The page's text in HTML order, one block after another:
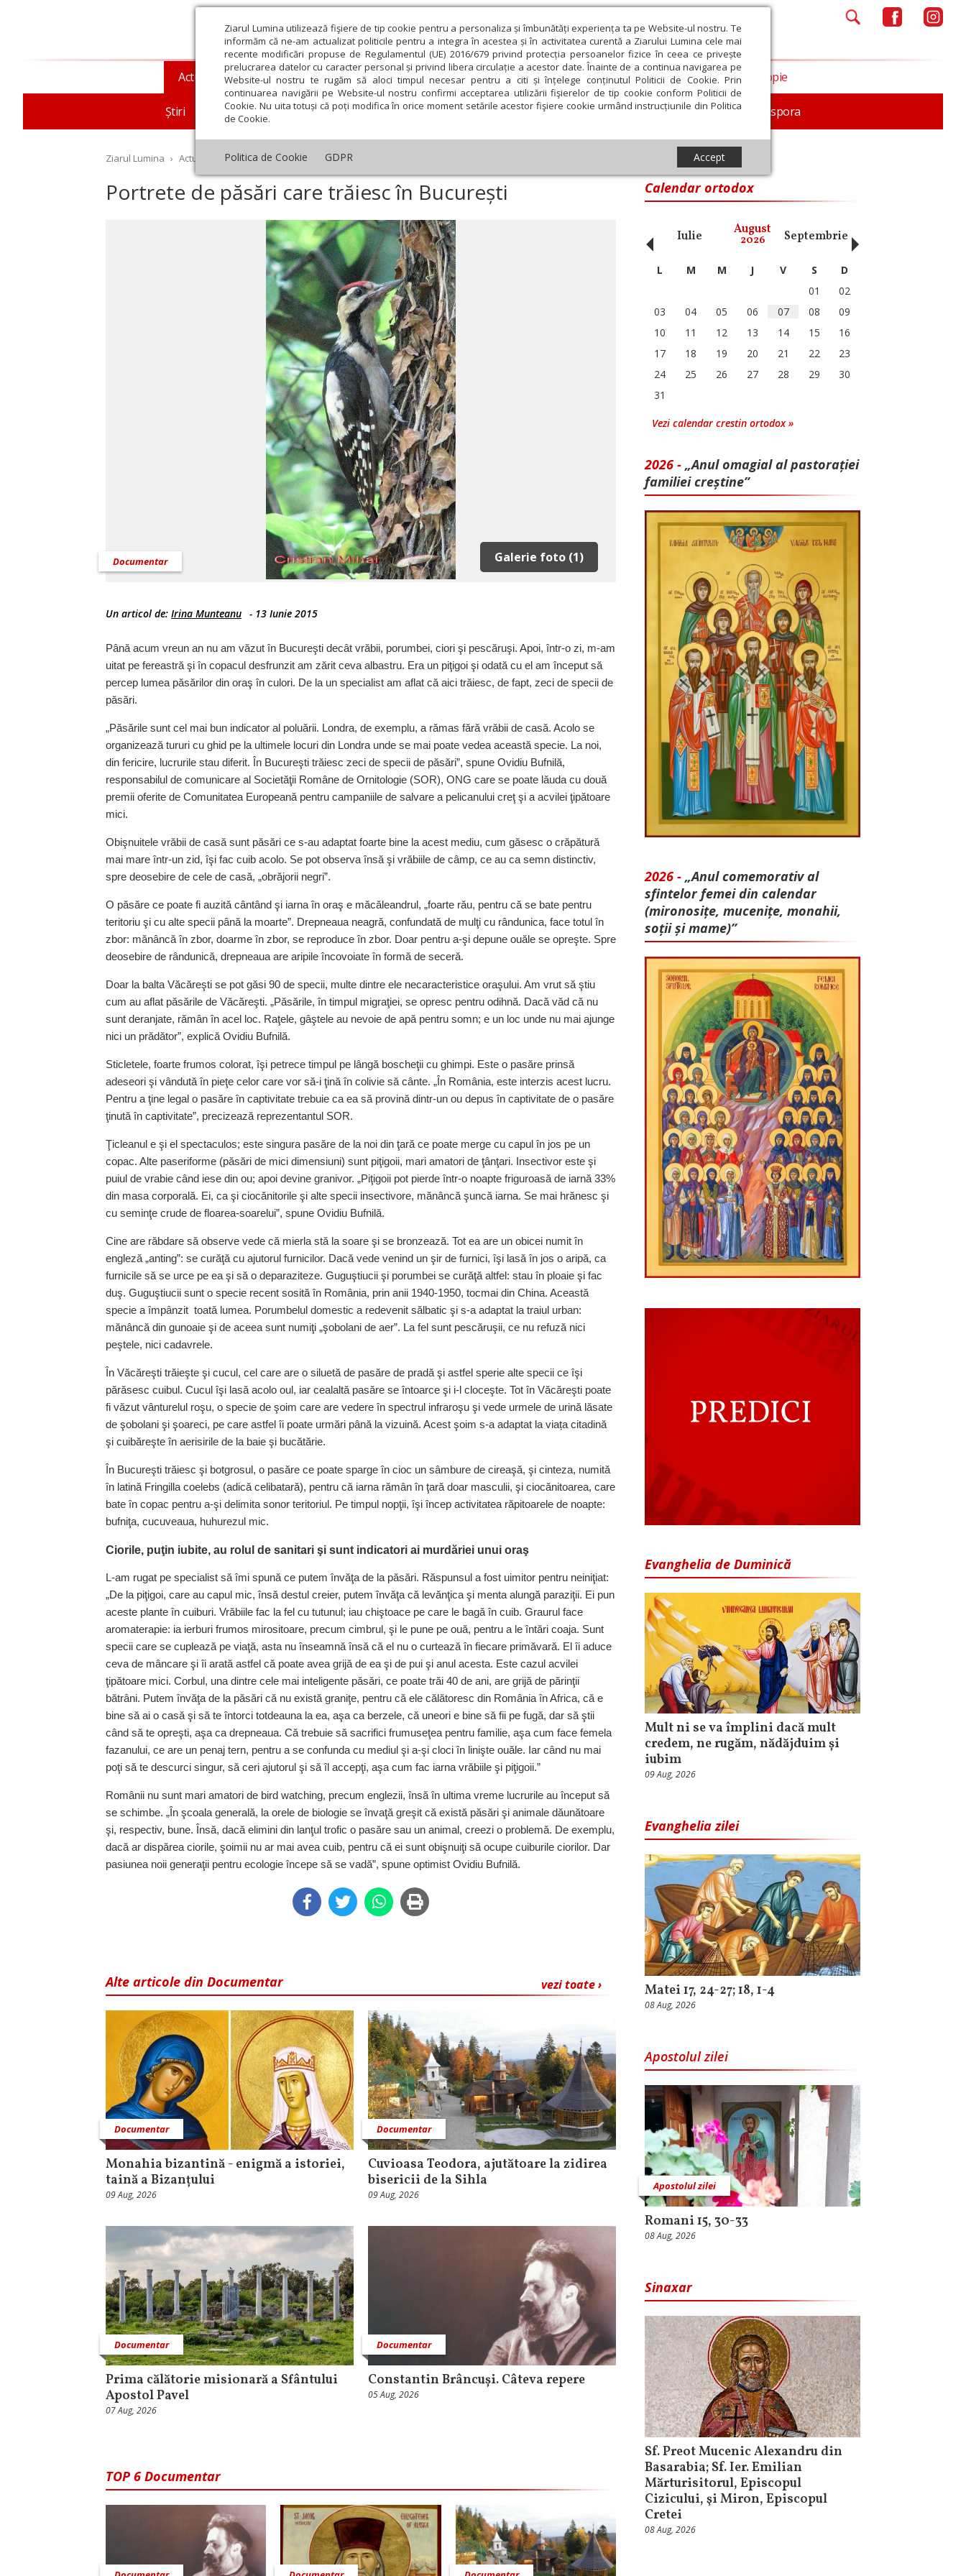
Ziarul Lumina utilizează fişiere de tip cookie pentru a personaliza și îmbunătăți experiența ta pe Website-ul nostru. Te
informăm că ne-am actualizat politicile pentru a integra în acestea și în activitatea curentă a Ziarului Lumina cele mai
recente modificări propuse de Regulamentul (UE) 2016/679 privind protecția persoanelor fizice în ceea ce privește
prelucrarea datelor cu caracter personal și privind libera circulație a acestor date. Înainte de a continua navigarea pe
Website-ul nostru te rugăm să aloci timpul necesar pentru a citi și înțelege conținutul Politicii de Cookie. Prin
continuarea navigării pe Website-ul nostru confirmi acceptarea utilizării fişierelor de tip cookie conform Politicii de
Cookie. Nu uita totuși că poți modifica în orice moment setările acestor fişiere cookie urmând instrucțiunile din Politica
de Cookie.
Politica de Cookie GDPR Accept
Actualitate religioasă
Știri Mesaje și cuvântări An omagial Comunicate de presă Documentar In memoriam Diaspora
Teologie și spiritualitate Educaţie și Cultură Societate Opinii Filantropie
Ziarul Lumina › Actualitate religioasă › Documentar › Portrete de păsări care trăiesc în București
Portrete de păsări care trăiesc în București
Galerie foto (1)
Documentar
Un articol de: Irina Munteanu - 13 Iunie 2015
Până acum vreun an nu am văzut în Bucureşti decât vrăbii, porumbei, ciori şi pescăruşi. Apoi, într-o zi, m-am
uitat pe fereastră şi în copacul desfrunzit am zărit ceva albastru. Era un piţigoi şi odată cu el am început să
percep lumea păsărilor din oraş în culori. De la un specialist am aflat că aici trăiesc, de fapt, zeci de specii de
păsări.
„Păsările sunt cel mai bun indicator al poluării. Londra, de exemplu, a rămas fără vrăbii de casă. Acolo se
organizează tururi cu ghid pe la ultimele locuri din Londra unde se mai poate vedea această specie. La noi,
din fericire, lucrurile stau diferit. În Bucureşti trăiesc zeci de specii de păsări”, spune Ovidiu Bufnilă,
responsabilul de comunicare al Societăţii Române de Ornitologie (SOR), ONG care se poate lăuda cu două
premii oferite de Comunitatea Europeană pentru campaniile de salvare a pelicanului creţ şi a acvilei ţipătoare
mici.
Obişnuitele vrăbii de casă sunt păsări ce s-au adaptat foarte bine la acest mediu, cum găsesc o crăpătură
mai mare într-un zid, îşi fac cuib acolo. Se pot observa însă şi vrăbiile de câmp, ce au ca semn distinctiv,
spre deosebire de cele de casă, „obrăjorii negri”.
O păsăre ce poate fi auzită cântând şi iarna în oraş e măcăleandrul, „foarte rău, pentru că se bate pentru
teritoriu şi cu alte specii până la moarte”. Drepneaua neagră, confundată de mulţi cu rândunica, face totul în
zbor: mănâncă în zbor, doarme în zbor, se reproduce în zbor. Doar pentru a-şi depune ouăle se opreşte. Spre
deosebire de rândunică, drepneaua are aripile încovoiate în formă de seceră.
Doar la balta Văcăreşti se pot găsi 90 de specii, multe dintre ele necaracteristice oraşului. Am vrut să ştiu
cum au aflat păsările de Văcăreşti. „Păsările, în timpul migraţiei, se opresc pentru odihnă. Dacă văd că nu
sunt deranjate, rămân în acel loc. Raţele, gâştele au nevoie de apă pentru somn; e un loc unde nu mai ajunge
nici un prădător”, explică Ovidiu Bufnilă.
Sticletele, foarte frumos colorat, îşi petrece timpul pe lângă boscheţii cu ghimpi. Este o pasăre prinsă
adeseori şi vândută în pieţe celor care vor să-i ţină în colivie să cânte. „În România, este interzis acest lucru.
Pentru a ţine legal o pasăre în captivitate trebuie ca ea să provină dintr-un ou depus în captivitate de o pasăre
ţinută în captivitate”, precizează reprezentantul SOR.
Ţicleanul e şi el spectaculos; este singura pasăre de la noi din ţară ce poate merge cu capul în jos pe un
copac. Alte paseriforme (păsări de mici dimensiuni) sunt piţigoii, mari amatori de ţânţari. Insectivor este şi
puiul de vrabie când iese din ou; apoi devine granivor. „Piţigoii pot pierde într-o noapte friguroasă de iarnă 33%
din masa corporală. Ei, ca şi ciocănitorile şi alte specii insectivore, mănâncă şuncă iarna. Se mai hrănesc şi
cu seminţe crude de floarea-soarelui”, spune Ovidiu Bufnilă.
Cine are răbdare să observe vede că mierla stă la soare şi se bronzează. Tot ea are un obicei numit în
engleză „anting”: se curăţă cu ajutorul furnicilor. Dacă vede venind un şir de furnici, îşi lasă în jos o aripă, ca
furnicile să se urce pe ea şi să o deparaziteze. Guguştiucii şi porumbei se curăţă altfel: stau în ploaie şi fac
duş. Guguştiucii sunt o specie recent sosită în România, prin anii 1940-1950, tocmai din China. Această
specie a împânzit toată lumea. Porumbelul domestic a redevenit sălbatic şi s-a adaptat la traiul urban:
mănâncă din gunoaie şi de aceea sunt numiţi „şobolani de aer”. La fel sunt pescăruşii, ce nu refuză nici
peştele, nici cadavrele.
În Văcăreşti trăieşte şi cucul, cel care are o siluetă de pasăre de pradă şi astfel sperie alte specii ce îşi
părăsesc cuibul. Cucul îşi lasă acolo oul, iar cealaltă pasăre se întoarce şi i-l cloceşte. Tot în Văcăreşti poate
fi văzut vânturelul roşu, o specie de şoim care are vedere în spectrul infraroşu şi vede urmele de urină lăsate
de şobolani şi şoareci, pe care astfel îi poate urmări până la vizuină. Acest şoim s-a adaptat la viața citadină
şi cuibăreşte în aerisirile de la baie şi bucătărie.
În Bucureşti trăiesc şi botgrosul, o pasăre ce poate sparge în cioc un sâmbure de cireaşă, şi cinteza, numită
în latină Fringilla coelebs (adică celibatară), pentru că iarna rămân în ţară doar masculii, şi ciocănitoarea, care
bate în copac pentru a-şi delimita sonor teritoriul. Pe timpul nopţii, îşi încep activitatea răpitoarele de noapte:
bufniţa, cucuveaua, huhurezul mic.
Ciorile, puţin iubite, au rolul de sanitari şi sunt indicatori ai murdăriei unui oraş
L-am rugat pe specialist să îmi spună ce putem învăţa de la păsări. Răspunsul a fost uimitor pentru neiniţiat:
„De la piţigoi, care au capul mic, însă destul creier, putem învăţa că levănţica şi menta alungă paraziţii. Ei pun
aceste plante în cuiburi. Vrăbiile fac la fel cu tutunul; iau chiştoace pe care le bagă în cuib. Graurul face
aromaterapie: ia ierburi frumos mirositoare, precum cimbrul, şi le pune pe ouă, pentru a le întări coaja. Sunt
specii care se cuplează pe viaţă, asta nu înseamnă însă că el nu o curtează în fiecare primăvară. El îi aduce
ceva de mâncare şi îi arată astfel că poate avea grijă de ea şi de pui şi anul acesta. Este cazul acvilei
ţipătoare mici. Corbul, una dintre cele mai inteligente păsări, ce poate trăi 40 de ani, are grijă de părinţii
bătrâni. Putem învăţa de la păsări că nu există graniţe, pentru că ele călătoresc din România în Africa, că e
bine să ai o casă şi să te întorci totdeauna la ea, aşa ca berzele, că uneori e bine să fii pe fugă, dar să ştii
când să te opreşti, aşa ca drepneaua. Că trebuie să sacrifici frumuseţea pentru familie, aşa cum face femela
fazanului, ce are un penaj tern, pentru a se confunda cu mediul şi a-şi cloci în linişte ouăle. Iar când nu mai
poţi să te descurci singur, să ceri ajutorul şi să îl accepţi, aşa cum fac iarna vrăbiile şi piţigoii.”
Românii nu sunt mari amatori de bird watching, precum englezii, însă în ultima vreme lucrurile au început să
se schimbe. „În şcoala generală, la orele de biologie se învaţă greşit că există păsări şi animale dăunătoare
şi, respectiv, bune. Însă, dacă elimini din lanţul trofic o pasăre sau un animal, creezi o problemă. De exemplu,
dacă ar dispărea ciorile, şoimii nu ar mai avea cuib, pentru că ei sunt obişnuiţi să ocupe cuiburile ciorilor. Dar
pasiunea noii generaţii pentru ecologie începe să se vadă”, spune optimist Ovidiu Bufnilă.
vezi toate ›
Alte articole din Documentar
Documentar
Monahia bizantină - enigmă a istoriei,
taină a Bizanțului
09 Aug, 2026
Documentar
Cuvioasa Teodora, ajutătoare la zidirea
bisericii de la Sihla
09 Aug, 2026
Documentar
Prima călătorie misionară a Sfântului
Apostol Pavel
07 Aug, 2026
Documentar
Constantin Brâncuși. Câteva repere
05 Aug, 2026
TOP 6 Documentar
Calendar ortodox
Decembrie Ianuarie Februarie Martie Iulie August
2026 Septembrie Octombrie
‹ L M M J V S
D
01
02
03
04 05 06 07 08
09
10
11 12 13 14 15
16
17
18 19 20 21 22
23
24
25 26 27 28 29
30
31
Vezi calendar crestin ortodox »
2026 - „Anul omagial al pastorației
familiei creștine”
2026 - „Anul comemorativ al
sfintelor femei din calendar
(mironosițe, mu­cenițe, monahii,
soții și mame)”
Evanghelia de Duminică
Mult ni se va împlini dacă mult
credem, ne rugăm, nădăjduim și
iubim
09 Aug, 2026
Evanghelia zilei
Matei 17, 24-27; 18, 1-4
08 Aug, 2026
Apostolul zilei
Apostolul zilei
Romani 15, 30-33
08 Aug, 2026
Sinaxar
Sf. Preot Mucenic Alexandru din
Basarabia; Sf. Ier. Emilian
Mărturisitorul, Episcopul
Cizicului, şi Miron, Episcopul
Cretei
08 Aug, 2026